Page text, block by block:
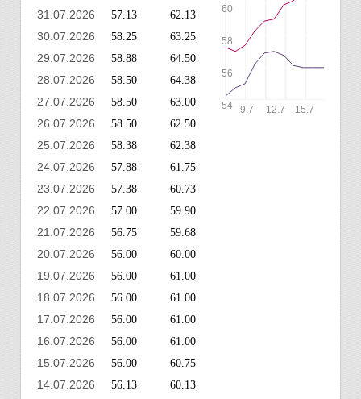
31.07.2026 57.13 62.13
30.07.2026 58.25 63.25
29.07.2026 58.88 64.50
28.07.2026 58.50 64.38
27.07.2026 58.50 63.00
26.07.2026 58.50 62.50
25.07.2026 58.38 62.38
24.07.2026 57.88 61.75
23.07.2026 57.38 60.73
22.07.2026 57.00 59.90
21.07.2026 56.75 59.68
20.07.2026 56.00 60.00
19.07.2026 56.00 61.00
18.07.2026 56.00 61.00
17.07.2026 56.00 61.00
16.07.2026 56.00 61.00
15.07.2026 56.00 60.75
14.07.2026 56.13 60.13
9.7 12.7 15.7
54
56
58
60